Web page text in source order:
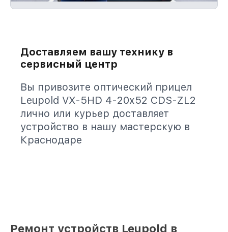
Доставляем вашу технику в
сервисный центр
Вы привозите оптический прицел
Leupold VX-5HD 4-20x52 CDS-ZL2
лично или курьер доставляет
устройство в нашу мастерскую в
Краснодаре
Ремонт устройств Leupold в